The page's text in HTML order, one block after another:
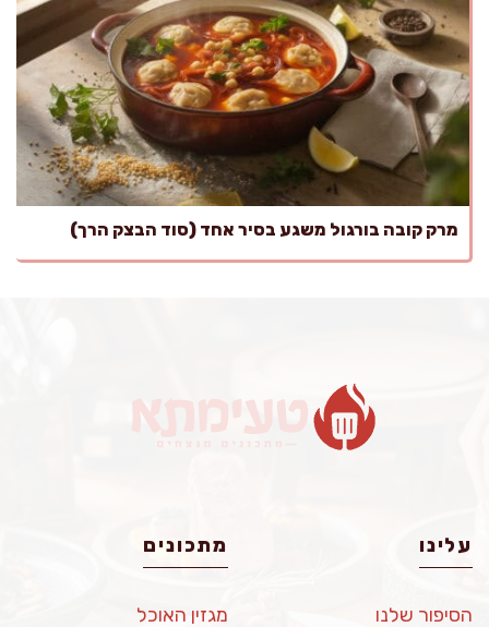
מרק קובה בורגול משגע בסיר אחד (סוד הבצק הרך)
עלינו
הסיפור שלנו
מתכונים
מגזין האוכל